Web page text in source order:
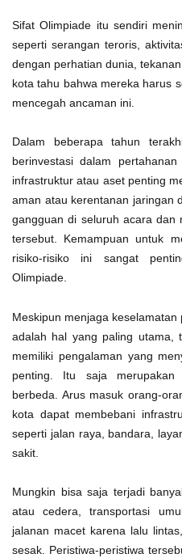
Sifat Olimpiade itu sendiri
seperti serangan teroris,
dengan perhatian dunia,
kota tahu bahwa mereka harus
mencegah ancaman ini.
Dalam beberapa tahun
berinvestasi dalam
infrastruktur atau aset penting
aman atau kerentanan jaringan
gangguan di seluruh acara dan
tersebut. Kemampuan untuk
risiko-risiko ini sangat
Olimpiade.
Meskipun menjaga
adalah hal yang paling utama,
memiliki pengalaman yang
penting. Itu saja
berbeda. Arus masuk orang-
kota dapat membebani
seperti jalan raya, bandara,
sakit.
Mungkin bisa saja terjadi
atau cedera, transportasi
jalanan macet karena lalu
sesak. Peristiwa-peristiwa